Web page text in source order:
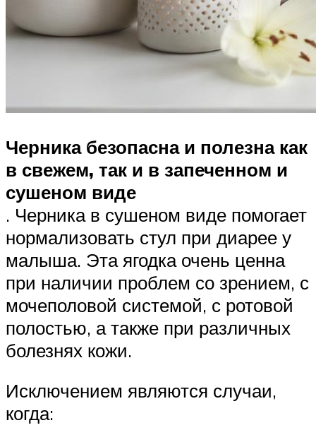
Черника безопасна и полезна как
в свежем, так и в запеченном и
сушеном виде
. Черника в сушеном виде помогает
нормализовать стул при диарее у
малыша. Эта ягодка очень ценна
при наличии проблем со зрением, с
мочеполовой системой, с ротовой
полостью, а также при различных
болезнях кожи.
Исключением являются случаи,
когда: